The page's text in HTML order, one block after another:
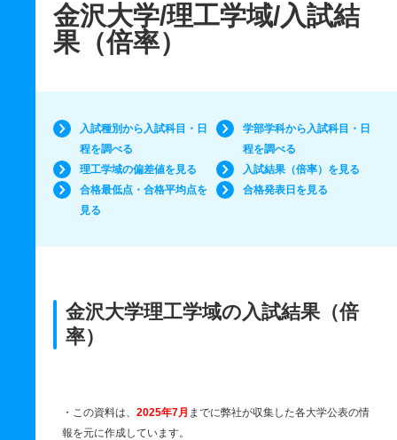
金沢大学/理工学域/入試結
果（倍率）
入試種別から入試科目・日
程を調べる
学部学科から入試科目・日
程を調べる
理工学域の偏差値を見る
入試結果（倍率）を見る
合格最低点・合格平均点を
見る
合格発表日を見る
金沢大学理工学域の入試結果（倍
率）
・この資料は、 2025年7月 までに弊社が収集した各大学公表の情
報を元に作成しています。